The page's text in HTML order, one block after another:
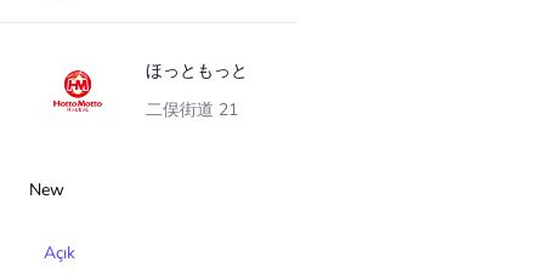
ほっともっと
二俣街道 21
New
Açık